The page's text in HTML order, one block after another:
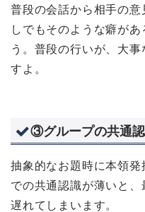
普段の会話から相手の
しでもそのような癖が
う。普段の行いが、大
すよ。
③グループの共通
抽象的なお題時に本領
での共通認識が薄いと
遅れてしまいます。